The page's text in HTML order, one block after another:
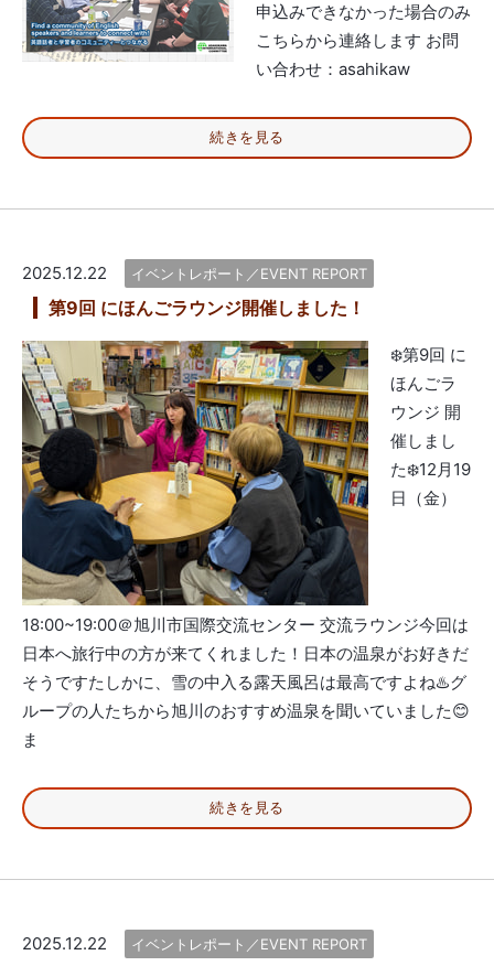
申込みできなかった場合のみ
こちらから連絡します お問
い合わせ：asahikaw
続きを見る
2025.12.22 イベントレポート／EVENT REPORT
第9回 にほんごラウンジ開催しました！
❄️第9回 に
ほんごラ
ウンジ 開
催しまし
た❄️12月19
日（金）
18:00~19:00＠旭川市国際交流センター 交流ラウンジ今回は
日本へ旅行中の方が来てくれました！日本の温泉がお好きだ
そうですたしかに、雪の中入る露天風呂は最高ですよね♨️グ
ループの人たちから旭川のおすすめ温泉を聞いていました😊
ま
続きを見る
2025.12.22 イベントレポート／EVENT REPORT